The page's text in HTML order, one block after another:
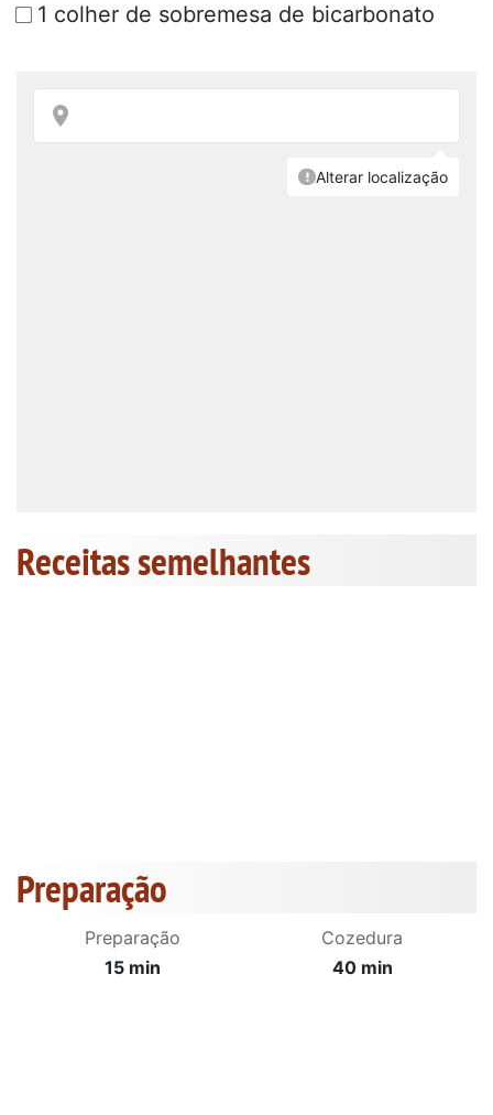
1 colher de sobremesa de bicarbonato
Receitas semelhantes
Preparação
Preparação
15 min
Cozedura
40 min